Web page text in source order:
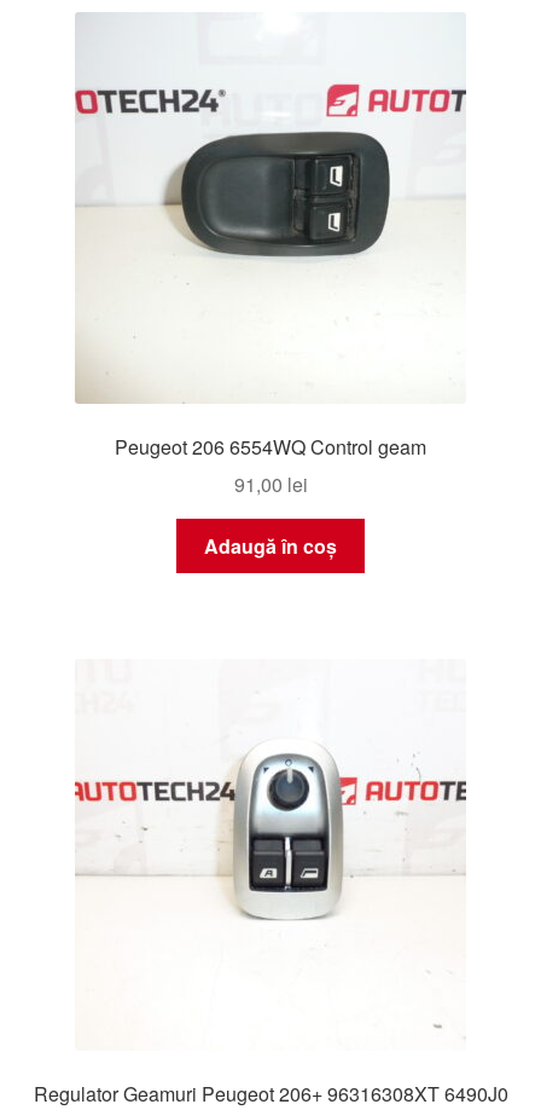
Peugeot 206 6554WQ Control geam
91,00 lei
Adaugă în coș
Regulator Geamuri Peugeot 206+ 96316308XT 6490J0